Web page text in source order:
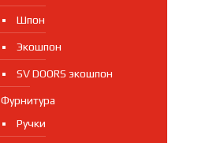
Шпон
Экошпон
SV DOORS экошпон
Фурнитура
Ручки